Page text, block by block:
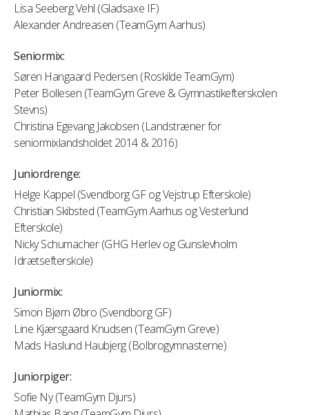
Lisa Seeberg Vehl (Gladsaxe IF)
Alexander Andreasen (TeamGym Aarhus)
Seniormix:
Søren Hangaard Pedersen (Roskilde TeamGym)
Peter Bollesen (TeamGym Greve & Gymnastikefterskolen
Stevns)
Christina Egevang Jakobsen (Landstræner for
seniormixlandsholdet 2014 & 2016)
Juniordrenge:
Helge Kappel (Svendborg GF og Vejstrup Efterskole)
Christian Skibsted (TeamGym Aarhus og Vesterlund
Efterskole)
Nicky Schumacher (GHG Herlev og Gunslevholm
Idrætsefterskole)
Juniormix:
Simon Bjørn Øbro (Svendborg GF)
Line Kjærsgaard Knudsen (TeamGym Greve)
Mads Haslund Haubjerg (Bolbrogymnasterne)
Juniorpiger:
Sofie Ny (TeamGym Djurs)